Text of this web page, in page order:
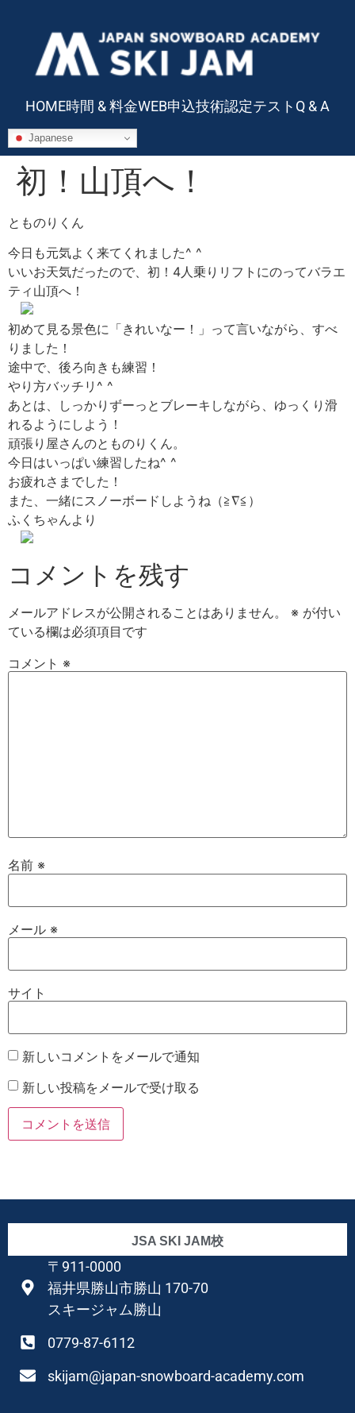
HOME時間 & 料金WEB申込技術認定テスト Q & A
Japanese
初！山頂へ！
とものりくん
今日も元気よく来てくれました^ ^
いいお天気だったので、初！4人乗りリフトにのってバラエ
ティ山頂へ！
初めて見る景色に「きれいなー！」って言いながら、すべ
りました！
途中で、後ろ向きも練習！
やり方バッチリ^ ^
あとは、しっかりずーっとブレーキしながら、ゆっくり滑
れるようにしよう！
頑張り屋さんのとものりくん。
今日はいっぱい練習したね^ ^
お疲れさまでした！
また、一緒にスノーボードしようね（≧∇≦）
ふくちゃんより
コメントを残す
メールアドレスが公開されることはありません。 ※ が付い
ている欄は必須項目です
コメント ※
名前 ※
メール ※
サイト
新しいコメントをメールで通知
新しい投稿をメールで受け取る
JSA SKI JAM校
〒911-0000
福井県勝山市勝山 170-70
スキージャム勝山
0779-87-6112
skijam@japan-snowboard-academy.com